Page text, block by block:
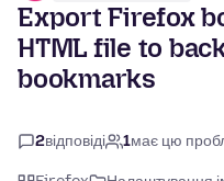
Export Firefox
HTML file to
bookmarks
2відповіді 1має цю